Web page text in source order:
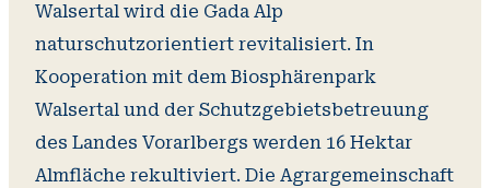
Walsertal wird die Gada Alp
naturschutzorientiert revitalisiert. In
Kooperation mit dem Biosphärenpark
Walsertal und der Schutzgebietsbetreuung
des Landes Vorarlbergs werden 16 Hektar
Almfläche rekultiviert. Die Agrargemeinschaft